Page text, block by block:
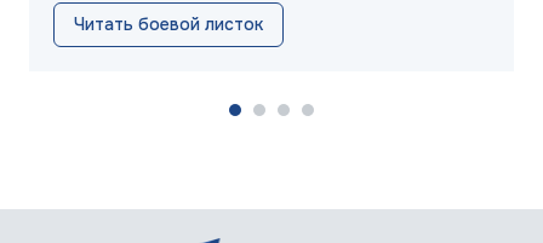
Читать боевой листок